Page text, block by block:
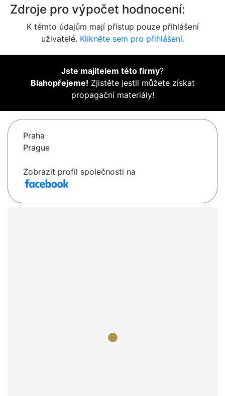
Zdroje pro výpočet hodnocení:
K těmto údajům mají přístup pouze přihlášení
uživatelé. Klikněte sem pro přihlášení.
Jste majitelem této firmy?
Blahopřejeme! Zjistěte jestli můžete získat
propagační materiály!
Praha
Prague
Zobrazit profil společnosti na